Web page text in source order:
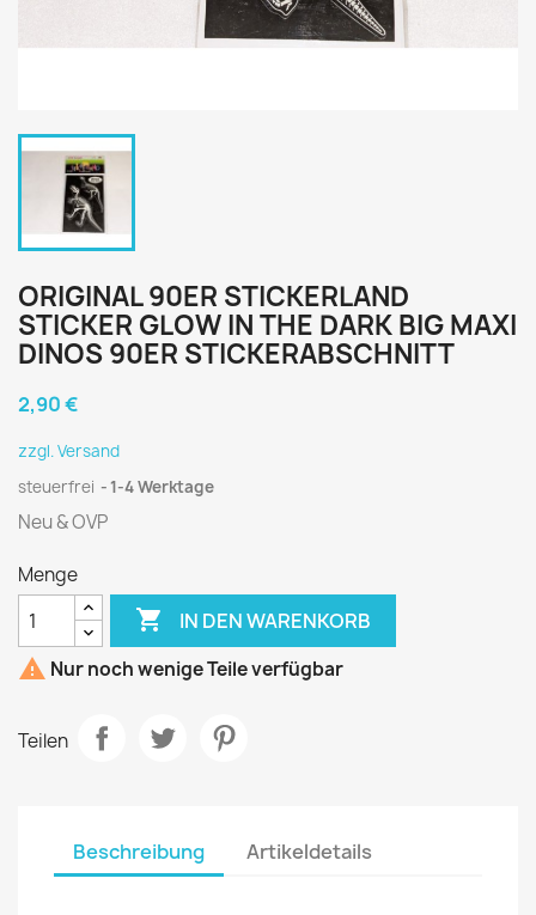
ORIGINAL 90ER STICKERLAND
STICKER GLOW IN THE DARK BIG MAXI
DINOS 90ER STICKERABSCHNITT
2,90 €
zzgl. Versand
steuerfrei
1-4 Werktage
Neu & OVP
Menge
 IN DEN WARENKORB
 Nur noch wenige Teile verfügbar
Teilen
Beschreibung Artikeldetails